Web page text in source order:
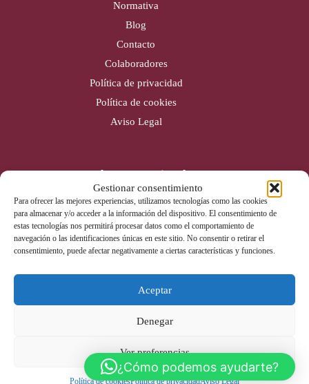
Gestionar consentimiento
Para ofrecer las mejores experiencias, utilizamos tecnologías como las cookies
para almacenar y/o acceder a la información del dispositivo. El consentimiento de
estas tecnologías nos permitirá procesar datos como el comportamiento de
navegación o las identificaciones únicas en este sitio. No consentir o retirar el
consentimiento, puede afectar negativamente a ciertas características y funciones.
Aceptar
Denegar
Ver preferencias
Política de cookiesPolítica de privacidadAviso Legal
Normativa
Blog
Contacto
Colaboradores
Política de privacidad
Política de cookies
Aviso Legal
Cobertura nacional
Alicante (Sede)
Valencia
Gijón
Badajoz
Contacto
Tel: 965 670 142
Whatsapp
¿Cómo podemos ayudarte?